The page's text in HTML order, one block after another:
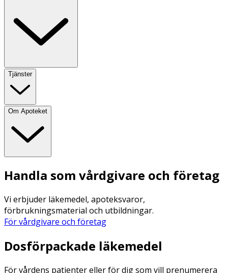
Tjänster
Om Apoteket
Handla som vårdgivare och företag
Vi erbjuder läkemedel, apoteksvaror,
förbrukningsmaterial och utbildningar.
För vårdgivare och företag
Dosförpackade läkemedel
För vårdens patienter eller för dig som vill prenumerera